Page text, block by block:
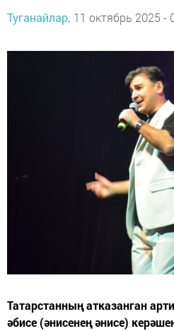
Туганайлар, 11 октябрь 2025 -
Татарстанның атказанган
әбисе (әнисенең әнисе)